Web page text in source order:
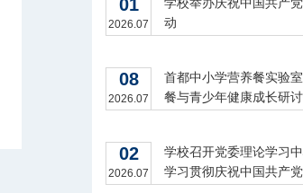
01
2026.07
动
08
2026.07
首都中小学营养餐实验
餐与青少年健康成长研
02
2026.07
学校召开党委理论学习
学习贯彻庆祝中国共产